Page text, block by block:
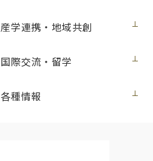
産学連携・地域共創
国際交流・留学
各種情報